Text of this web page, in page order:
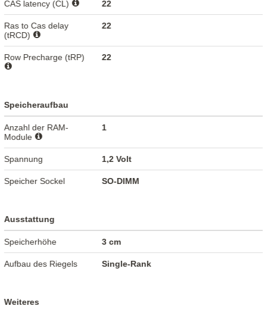
CAS latency (CL) 22
Ras to Cas delay
(tRCD)
22
Row Precharge (tRP) 22
Speicheraufbau
Anzahl der RAM-
Module
1
Spannung 1,2 Volt
Speicher Sockel SO-DIMM
Ausstattung
Speicherhöhe 3 cm
Aufbau des Riegels Single-Rank
Weiteres